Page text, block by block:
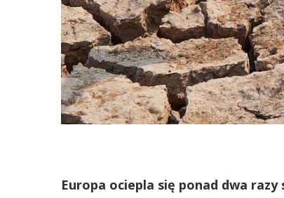
Europa ociepla się ponad dwa